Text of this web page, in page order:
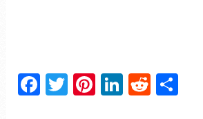
Facebook
TwitterPinterest
LinkedIn
Reddit